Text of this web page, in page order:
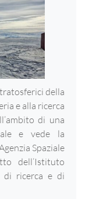
della
e alla ricerca
di una
e vede la
Spaziale
dell’Istituto
di ricerca e di